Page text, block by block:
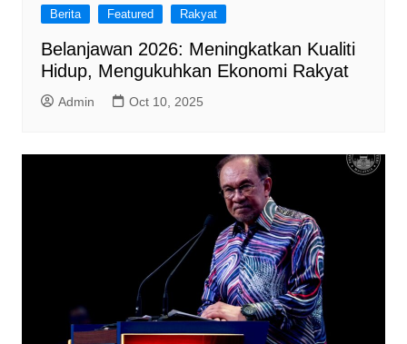
Berita Featured Rakyat
Belanjawan 2026: Meningkatkan Kualiti
Hidup, Mengukuhkan Ekonomi Rakyat
Admin Oct 10, 2025